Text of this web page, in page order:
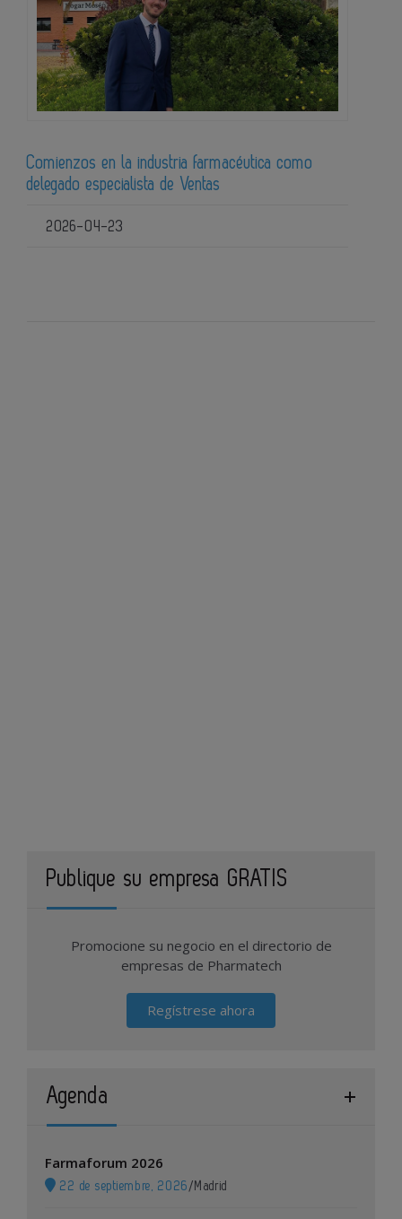
Comienzos en la industria farmacéutica como
delegado especialista de Ventas
2026-04-23
Publique su empresa GRATIS
Promocione su negocio en el directorio de
empresas de Pharmatech
Regístrese ahora
Agenda
Farmaforum 2026
22 de septiembre, 2026 / Madrid